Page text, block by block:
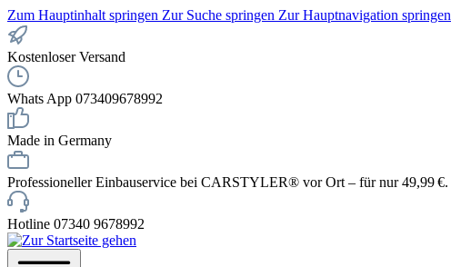
Zum Hauptinhalt springen Zur Suche springen Zur Hauptnavigation springen
Kostenloser Versand
Whats App 073409678992
Made in Germany
Professioneller Einbauservice bei CARSTYLER® vor Ort – für nur 49,99 €.
Hotline 07340 9678992